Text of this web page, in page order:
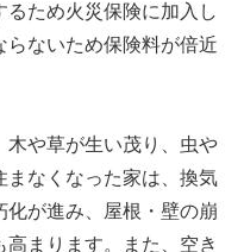
ため火災保険に加入し
ないため保険料が倍近
木や草が生い茂り、虫や
まなくなった家は、換気
が進み、屋根・壁の崩
まります。また、空き